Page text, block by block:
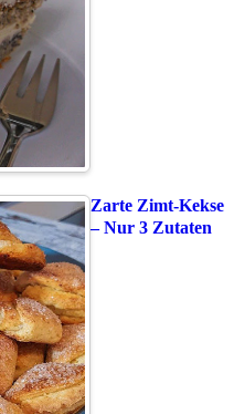
Zarte Zimt-Kekse
– Nur 3 Zutaten